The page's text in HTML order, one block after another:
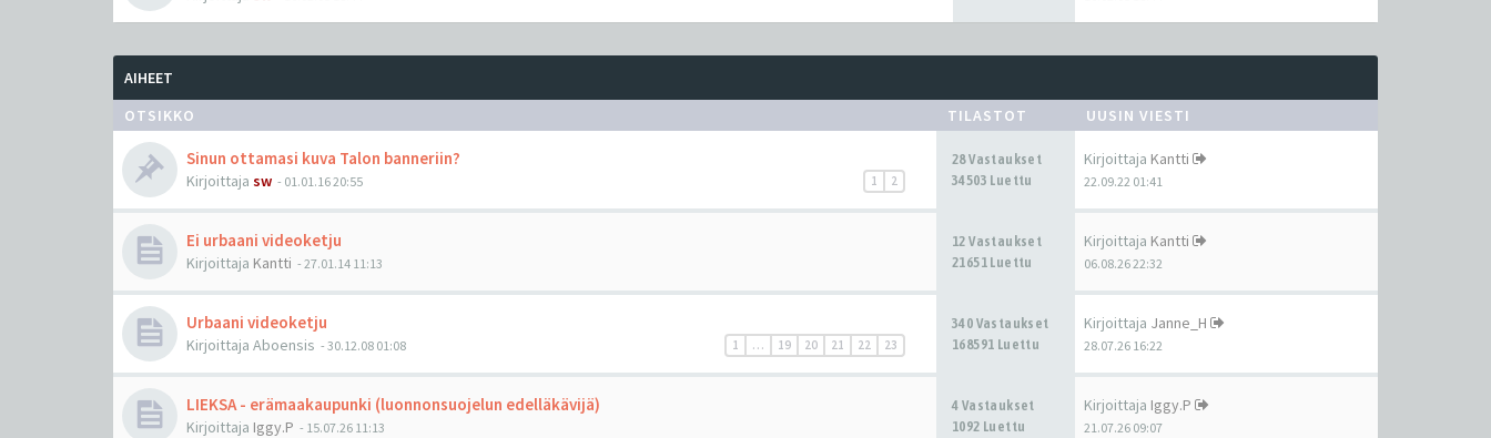
AIHEET
OTSIKKO
TILASTOT UUSIN VIESTI
Sinun ottamasi kuva Talon banneriin?
1 2
Kirjoittaja sw - 01.01.16 20:55
28 Vastaukset
34503 Luettu
Kirjoittaja Kantti
22.09.22 01:41
Ei urbaani videoketju
Kirjoittaja Kantti - 27.01.14 11:13
12 Vastaukset
21651 Luettu
Kirjoittaja Kantti
06.08.26 22:32
Urbaani videoketju
1 … 19 20 21 22 23
Kirjoittaja Aboensis - 30.12.08 01:08
340 Vastaukset
168591 Luettu
Kirjoittaja Janne_H
28.07.26 16:22
LIEKSA - erämaakaupunki (luonnonsuojelun edelläkävijä)
Kirjoittaja Iggy.P - 15.07.26 11:13
4 Vastaukset
1092 Luettu
Kirjoittaja Iggy.P
21.07.26 09:07